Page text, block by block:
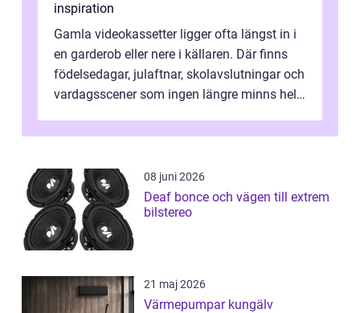
inspiration
Gamla videokassetter ligger ofta längst in i
en garderob eller nere i källaren. Där finns
födelsedagar, julaftnar, skolavslutningar och
vardagsscener som ingen längre minns helt.
08 juni 2026
Deaf bonce och vägen till extrem
bilstereo
21 maj 2026
Värmepumpar kungälv